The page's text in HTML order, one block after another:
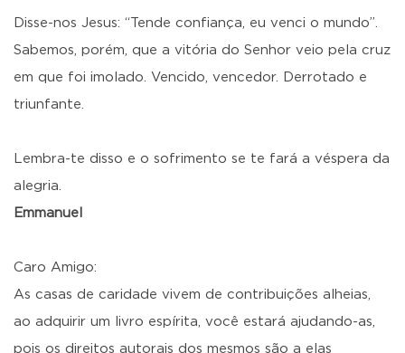
Disse-nos Jesus: “Tende confiança, eu venci o mundo”.
Sabemos, porém, que a vitória do Senhor veio pela cruz
em que foi imolado. Vencido, vencedor. Derrotado e
triunfante.
Lembra-te disso e o sofrimento se te fará a véspera da
alegria.
Emmanuel
Caro Amigo:
As casas de caridade vivem de contribuições alheias,
ao adquirir um livro espírita, você estará ajudando-as,
pois os direitos autorais dos mesmos são a elas